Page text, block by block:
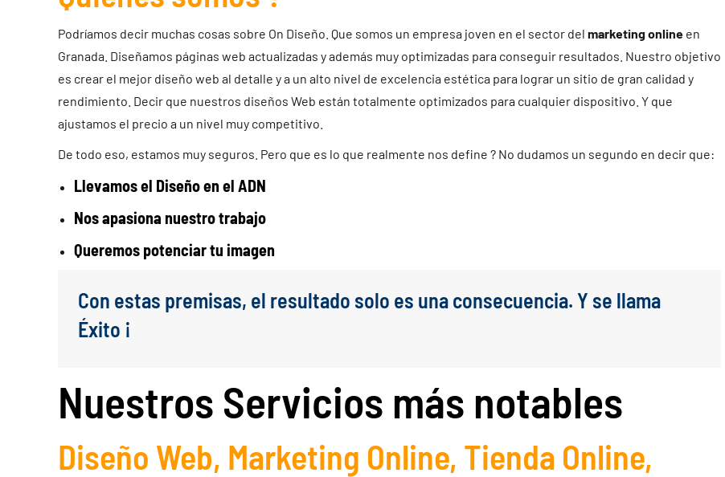
Podríamos decir muchas cosas sobre On Diseño. Que somos un empresa joven en el sector del marketing online en
Granada. Diseñamos páginas web actualizadas y además muy optimizadas para conseguir resultados. Nuestro objetivo
es crear el mejor diseño web al detalle y a un alto nivel de excelencia estética para lograr un sitio de gran calidad y
rendimiento. Decir que nuestros diseños Web están totalmente optimizados para cualquier dispositivo. Y que
ajustamos el precio a un nivel muy competitivo.
De todo eso, estamos muy seguros. Pero que es lo que realmente nos define ? No dudamos un segundo en decir que:
Llevamos el Diseño en el ADN
Nos apasiona nuestro trabajo
Queremos potenciar tu imagen
Con estas premisas, el resultado solo es una consecuencia. Y se llama
Éxito ¡
Nuestros Servicios más notables
Diseño Web, Marketing Online, Tienda Online,